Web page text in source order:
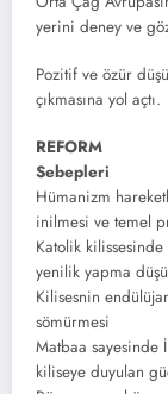
yerini deney ve
Pozitif ve özür
çıkmasına yol açtı.
REFORM
Sebepleri
Hümanizm
inilmesi ve temel
Katolik
yenilik yapma
Kilisesnin
sömürmesi
Matbaa sayesinde
kiliseye duyulan